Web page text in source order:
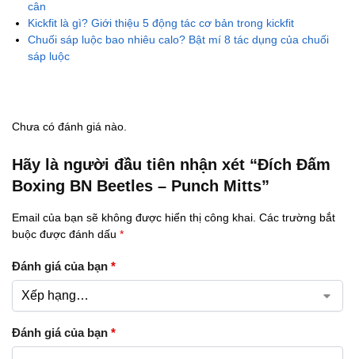
cân
Kickfit là gì? Giới thiệu 5 động tác cơ bản trong kickfit
Chuối sáp luộc bao nhiêu calo? Bật mí 8 tác dụng của chuối
sáp luộc
Chưa có đánh giá nào.
Hãy là người đầu tiên nhận xét “Đích Đấm
Boxing BN Beetles – Punch Mitts”
Email của bạn sẽ không được hiển thị công khai. Các trường bắt
buộc được đánh dấu *
Đánh giá của bạn *
Đánh giá của bạn *